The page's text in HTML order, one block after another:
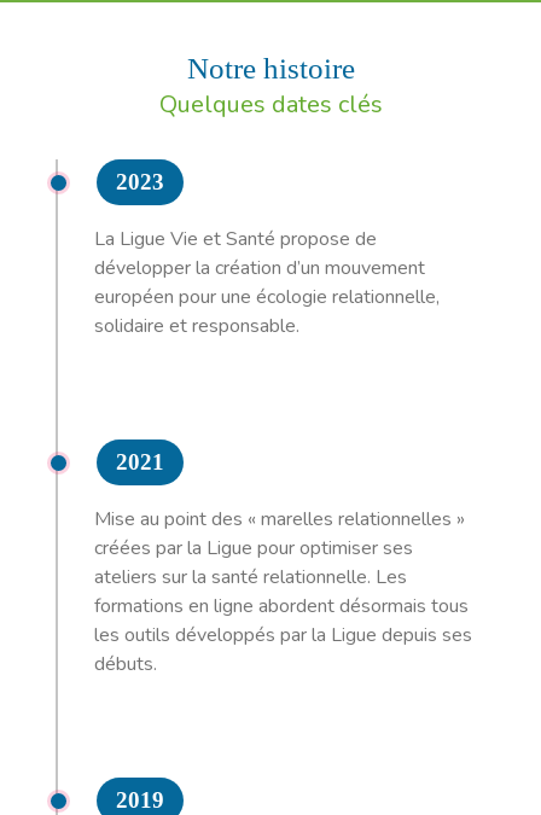
Notre histoire
Quelques dates clés
2023
La Ligue Vie et Santé propose de
développer la création d’un mouvement
européen pour une écologie relationnelle,
solidaire et responsable.
2021
Mise au point des « marelles relationnelles »
créées par la Ligue pour optimiser ses
ateliers sur la santé relationnelle. Les
formations en ligne abordent désormais tous
les outils développés par la Ligue depuis ses
débuts.
2019